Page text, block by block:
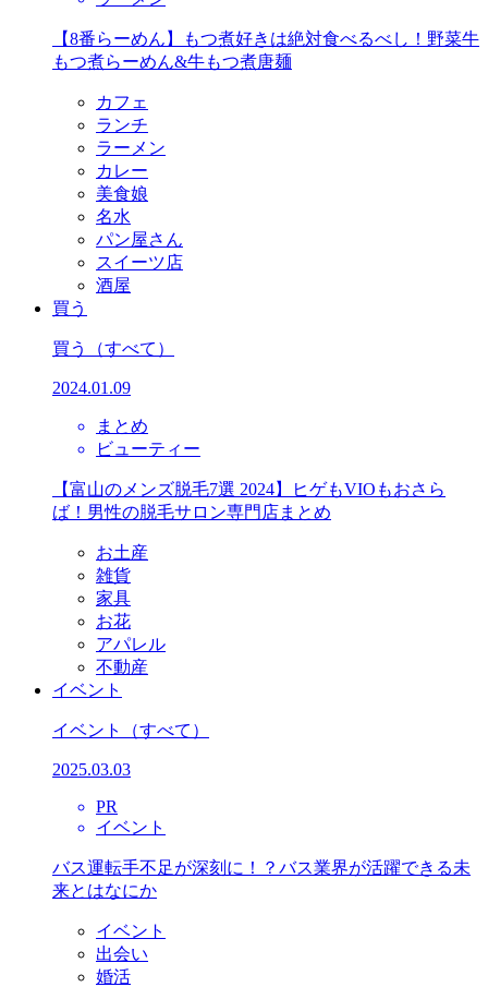
【8番らーめん】もつ煮好きは絶対食べるべし！野菜牛
もつ煮らーめん&牛もつ煮唐麺
カフェ
ランチ
ラーメン
カレー
美食娘
名水
パン屋さん
スイーツ店
酒屋
買う
買う （すべて）
2024.01.09
まとめ
ビューティー
【富山のメンズ脱毛7選 2024】ヒゲもVIOもおさら
ば！男性の脱毛サロン専門店まとめ
お土産
雑貨
家具
お花
アパレル
不動産
イベント
イベント （すべて）
2025.03.03
PR
イベント
バス運転手不足が深刻に！？バス業界が活躍できる未
来とはなにか
イベント
出会い
婚活